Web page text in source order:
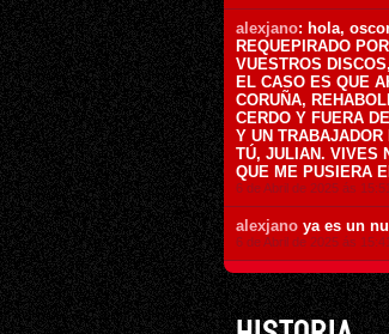
alexjano: hola,
REQUEPIRADO
VUESTROS
EL CASO ES QUE
CORUÑA,
CERDO Y FUERA
Y UN
TÚ, JULIAN. VIVES
QUE ME PUSIERA
6 de Abril de 2025 ás 15:51
alexjano ya es un
6 de Abril de 2025 ás 15:41